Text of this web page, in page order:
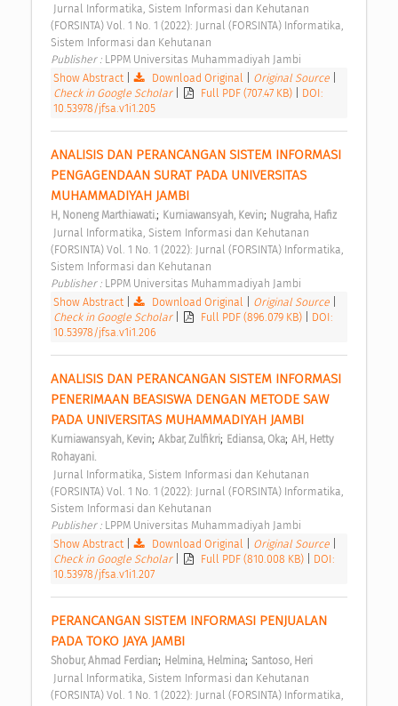
(FORSINTA) Vol. 1 No. 1 (2022): Jurnal (FORSINTA) Informatika,
Sistem Informasi dan Kehutanan
Publisher : LPPM Universitas Muhammadiyah Jambi
Show Abstract| Download Original Original Source
Check in Google Scholar
Full PDF (707.47 KB)
DOI:
10.53978/jfsa.v1i1.205
ANALISIS DAN PERANCANGAN SISTEM INFORMASI
PENGAGENDAAN SURAT PADA UNIVERSITAS
MUHAMMADIYAH JAMBI
H, Noneng Marthiawati.; Kurniawansyah, Kevin; Nugraha, Hafiz
(FORSINTA) Vol. 1 No. 1 (2022): Jurnal (FORSINTA) Informatika,
Sistem Informasi dan Kehutanan
Publisher : LPPM Universitas Muhammadiyah Jambi
Show Abstract| Download Original Original Source
Check in Google Scholar
Full PDF (896.079 KB)
DOI:
10.53978/jfsa.v1i1.206
ANALISIS DAN PERANCANGAN SISTEM INFORMASI
PENERIMAAN BEASISWA DENGAN METODE SAW
PADA UNIVERSITAS MUHAMMADIYAH JAMBI
Kurniawansyah, Kevin; Akbar, Zulfikri; Ediansa, Oka; AH, Hetty
Rohayani.
(FORSINTA) Vol. 1 No. 1 (2022): Jurnal (FORSINTA) Informatika,
Sistem Informasi dan Kehutanan
Publisher : LPPM Universitas Muhammadiyah Jambi
Show Abstract| Download Original Original Source
Check in Google Scholar
Full PDF (810.008 KB)
DOI:
10.53978/jfsa.v1i1.207
PERANCANGAN SISTEM INFORMASI PENJUALAN
PADA TOKO JAYA JAMBI
Shobur, Ahmad Ferdian; Helmina, Helmina; Santoso, Heri
(FORSINTA) Vol. 1 No. 1 (2022): Jurnal (FORSINTA) Informatika,